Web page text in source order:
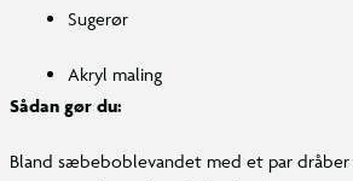
Sugerør
Akryl maling
Sådan gør du:
Bland sæbeboblevandet med et par dråber